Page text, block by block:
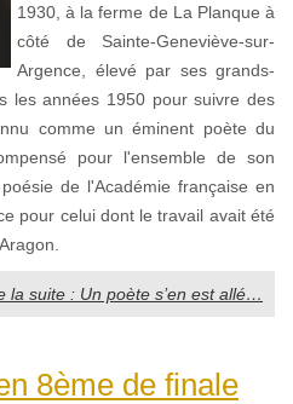
1930, à la ferme de La Planque à
côté de Sainte-Geneviève-sur-
Argence, élevé par ses grands-
les années 1950 pour suivre des
comme un éminent poète du
pour l'ensemble de son
de l'Académie française en
pour celui dont le travail avait été
la suite : Un poète s’en est allé…
8ème de finale